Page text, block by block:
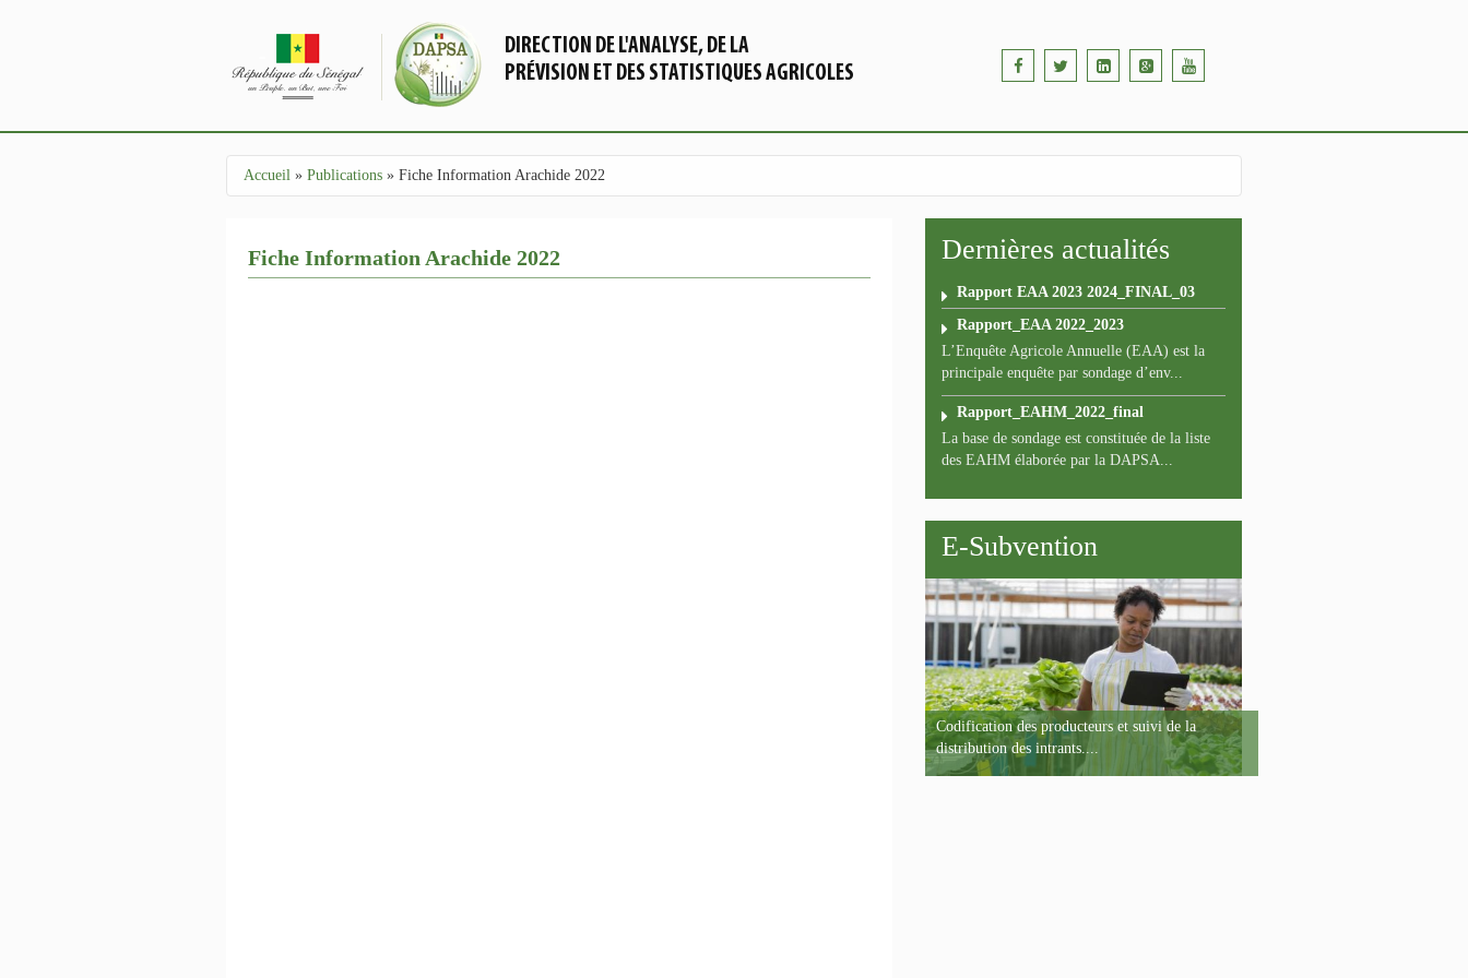
DIRECTION DE L'ANALYSE, DE LA
PRÉVISION ET DES STATISTIQUES AGRICOLES
Vous êtes ici
Accueil » Publications » Fiche Information Arachide 2022
Fiche Information Arachide 2022 Dernières actualités
Rapport EAA 2023 2024_FINAL_03
Rapport_EAA 2022_2023
L’Enquête Agricole Annuelle (EAA) est la
principale enquête par sondage d’env...
Rapport_EAHM_2022_final
La base de sondage est constituée de la liste
des EAHM élaborée par la DAPSA...
E-Subvention
Codification des producteurs et suivi de la
distribution des intrants....